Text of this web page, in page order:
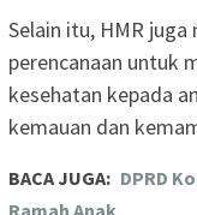
Selain itu, HMR
perencanaan untuk
kesehatan kepada
kemauan dan
BACA JUGA: DPRD